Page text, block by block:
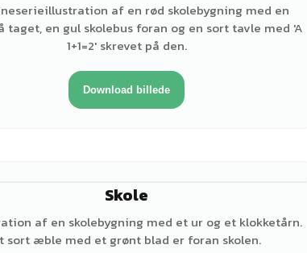
af en rød skolebygning med en
taget, en gul skolebus foran og en sort tavle med 'A
1+1=2' skrevet på den.
Download billede
Skole
af en skolebygning med et ur og et klokketårn.
sort æble med et grønt blad er foran skolen.